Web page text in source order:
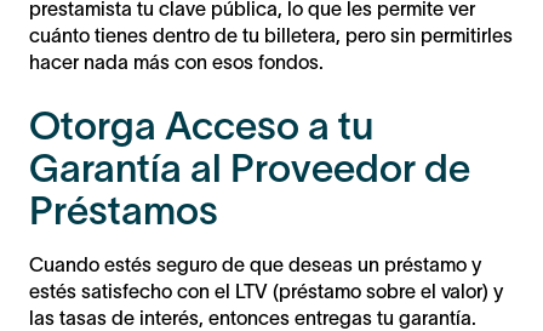
prestamista tu clave pública, lo que les permite ver
cuánto tienes dentro de tu billetera, pero sin permitirles
hacer nada más con esos fondos.
Otorga Acceso a tu
Garantía al Proveedor de
Préstamos
Cuando estés seguro de que deseas un préstamo y
estés satisfecho con el LTV (préstamo sobre el valor) y
las tasas de interés, entonces entregas tu garantía.